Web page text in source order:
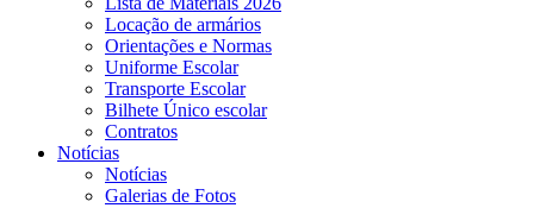
Locação de armários
Orientações e Normas
Uniforme Escolar
Transporte Escolar
Bilhete Único escolar
Contratos
Notícias
Notícias
Galerias de Fotos